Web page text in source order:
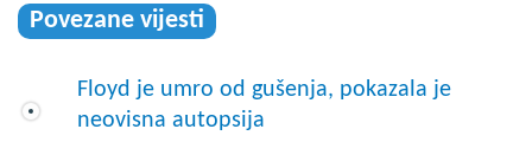
Povezane vijesti
Floyd je umro od gušenja, pokazala je
neovisna autopsija